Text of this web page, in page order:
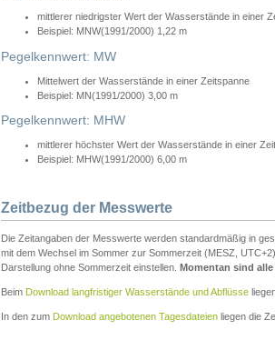
mittlerer niedrigster Wert der Wasserstände in einer
Beispiel: MNW(1991/2000) 1,22 m
Pegelkennwert: MW
Mittelwert der Wasserstände in einer Zeitspanne
Beispiel: MN(1991/2000) 3,00 m
Pegelkennwert: MHW
mittlerer höchster Wert der Wasserstände in einer
Beispiel: MHW(1991/2000) 6,00 m
Zeitbezug der Messwerte
Die Zeitangaben der Messwerte werden standardmäßig in
mit dem Wechsel im Sommer zur Sommerzeit (MESZ,
Darstellung ohne Sommerzeit einstellen. Momentan sind
Beim Download langfristiger Wasserstände und Abflüsse
In den zum Download angebotenen Tagesdateien liegen die